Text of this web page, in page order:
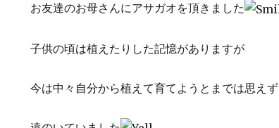
お友達のお母さんにアサガオを頂きました
子供の頃は植えたりした記憶がありますが
今は中々自分から植えて育てようとまでは思えず